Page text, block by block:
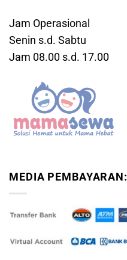
Jam Operasional
Senin s.d. Sabtu
Jam 08.00 s.d. 17.00
MEDIA PEMBAYARAN: